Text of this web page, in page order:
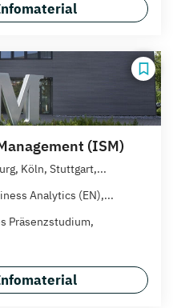
(ISM)
Köln, Stuttgart,...
Analytics (EN),...
Präsenzstudium,